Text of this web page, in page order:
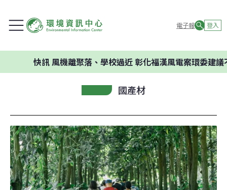
電子報 登入
風機離聚落、學校過近 彰化福漢風電案環委建議不應開發
國產材